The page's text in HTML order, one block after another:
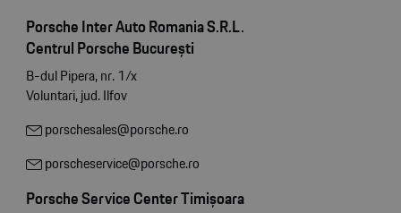
Porsche Inter Auto Romania S.R.L.
Centrul Porsche București
B-dul Pipera, nr. 1/x
Voluntari, jud. Ilfov
porschesales@porsche.ro
porscheservice@porsche.ro
Porsche Service Center Timișoara